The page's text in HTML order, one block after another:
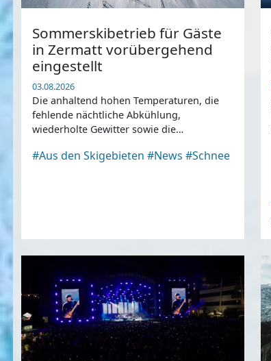
Sommerskibetrieb für Gäste
in Zermatt vorübergehend
eingestellt
03.08.2026
Die anhaltend hohen Temperaturen, die
fehlende nächtliche Abkühlung,
wiederholte Gewitter sowie die
Gletscherverhältnisse lassen einen
#Aus den Skigebieten #News #Schnee